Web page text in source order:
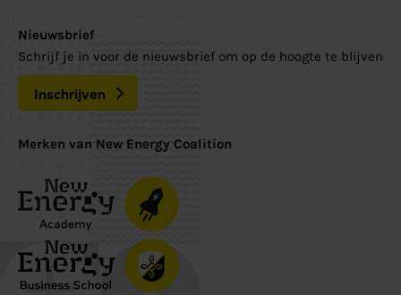
Nieuwsbrief
Schrijf je in voor de nieuwsbrief om op de hoogte te blijven
Inschrijven
Merken van New Energy Coalition